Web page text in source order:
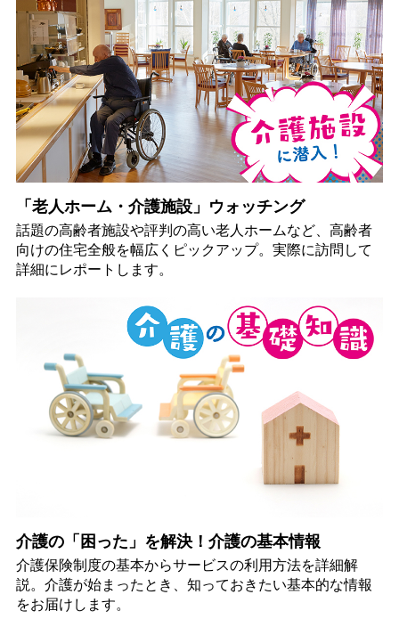
「老人ホーム・介護施設」ウォッチング
話題の高齢者施設や評判の高い老人ホームなど、高齢者
向けの住宅全般を幅広くピックアップ。実際に訪問して
詳細にレポートします。
介護の「困った」を解決！介護の基本情報
介護保険制度の基本からサービスの利用方法を詳細解
説。介護が始まったとき、知っておきたい基本的な情報
をお届けします。